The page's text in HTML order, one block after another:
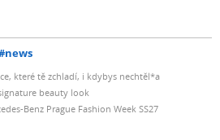
které tě zchladí, i kdybys nechtěl*a
beauty look
Benz Prague Fashion Week SS27